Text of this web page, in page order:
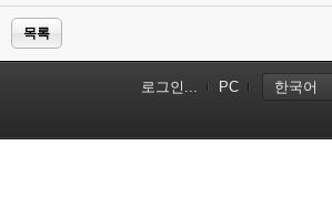
목록
로그인... PC 한국어